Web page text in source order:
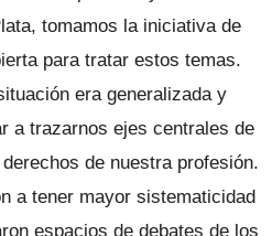
tomamos la iniciativa de
para tratar estos temas.
era generalizada y
a trazarnos ejes centrales de
de nuestra profesión.
a tener mayor sistematicidad
espacios de debates de los